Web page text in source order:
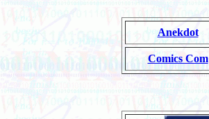
Anekdot
Comics Com